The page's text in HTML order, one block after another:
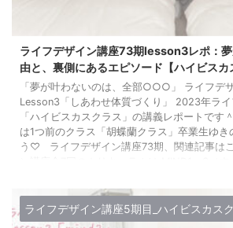
ライフデザイン講座73期lesson3レポ：
由と、裏側にあるエピソード【ハイビスカ
「夢が叶わないのは、全部○○○」 ライフデ
Lesson3「しあわせ体質づくり」 2023年ラ
「ハイビスカスクラス」の講義レポートです
は1つ前のクラス「胡蝶蘭クラス」卒業生ゆ
う♡ ライフデザイン講座73期、関連記事は
係） WORK（働き方） ...
ライフデザイン講座5期目_ハイビスカス